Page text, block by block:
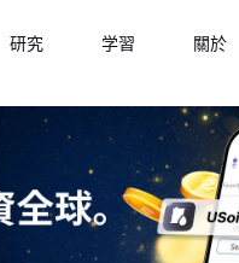
研究 学習 關於